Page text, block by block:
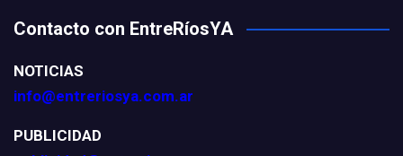
Contacto con EntreRíosYA
NOTICIAS
info@entreriosya.com.ar
PUBLICIDAD